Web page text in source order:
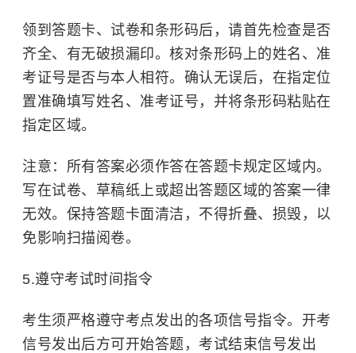
领到答题卡、试卷和条形码后，请首先检查是否
齐全、有无破损漏印。核对条形码上的姓名、准
考证号是否与本人相符。确认无误后，在指定位
置准确填写姓名、准考证号，并将条形码粘贴在
指定区域。
注意： 所有答案必须作答在答题卡规定区域内。
写在试卷、草稿纸上或超出答题区域的答案一律
无效。保持答题卡面清洁，不得折叠、损毁，以
免影响扫描阅卷。
5.遵守考试时间指令
考生须严格遵守考点发出的各项信号指令。开考
信号发出后方可开始答题，考试结束信号发出